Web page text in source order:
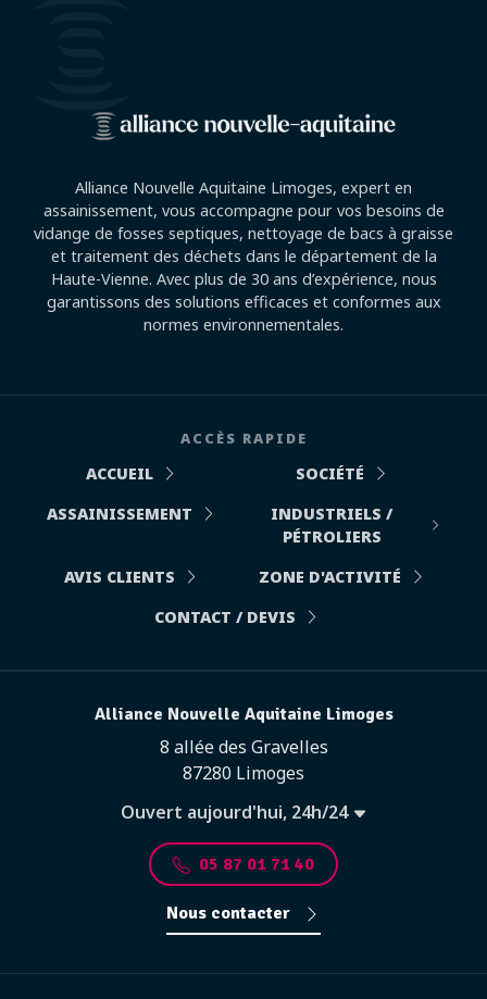
Alliance Nouvelle Aquitaine Limoges, expert en
assainissement, vous accompagne pour vos besoins de
vidange de fosses septiques, nettoyage de bacs à graisse
et traitement des déchets dans le département de la
Haute-Vienne. Avec plus de 30 ans d’expérience, nous
garantissons des solutions efficaces et conformes aux
normes environnementales.
ACCÈS RAPIDE
ACCUEIL
SOCIÉTÉ
ASSAINISSEMENT
INDUSTRIELS /
PÉTROLIERS
AVIS CLIENTS
ZONE D'ACTIVITÉ
CONTACT / DEVIS
Alliance Nouvelle Aquitaine Limoges
8 allée des Gravelles
87280 Limoges
Ouvert aujourd'hui, 24h/24
05 87 01 71 40
Nous contacter